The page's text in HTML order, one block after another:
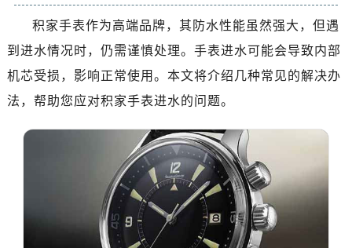
积家手表作为高端品牌，其防水性能虽然强大，但遇
到进水情况时，仍需谨慎处理。手表进水可能会导致内部
机芯受损，影响正常使用。本文将介绍几种常见的解决办
法，帮助您应对积家手表进水的问题。